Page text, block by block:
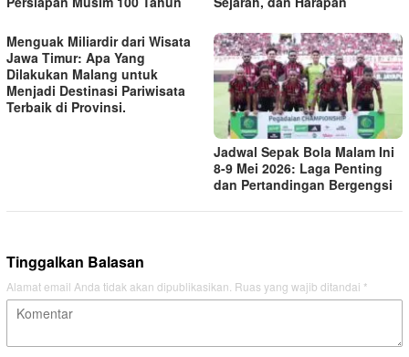
Menguak Miliardir dari Wisata
Jawa Timur: Apa Yang
Dilakukan Malang untuk
Menjadi Destinasi Pariwisata
Terbaik di Provinsi.
Jadwal Sepak Bola Malam Ini
8-9 Mei 2026: Laga Penting
dan Pertandingan Bergengsi
Tinggalkan Balasan
Alamat email Anda tidak akan dipublikasikan. Ruas yang wajib ditandai *